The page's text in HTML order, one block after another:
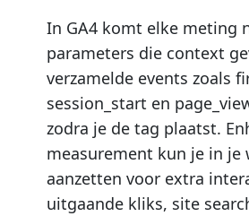
In GA4 komt elke meting
parameters die context
verzamelde events zoals
session_start en
zodra je de tag plaatst.
measurement kun je in je
aanzetten voor extra
uitgaande kliks, site